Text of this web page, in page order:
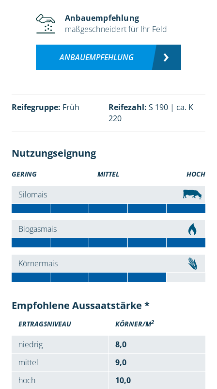
Anbauempfehlung
maßgeschneidert für Ihr Feld
ANBAUEMPFEHLUNG
Reifegruppe: Früh Reifezahl: S 190 | ca. K
220
Nutzungseignung
GERING MITTEL HOCH
Silomais
Biogasmais
Körnermais
Empfohlene Aussaatstärke *
ERTRAGSNIVEAU KÖRNER/M2
niedrig
8,0
mittel
9,0
hoch
10,0